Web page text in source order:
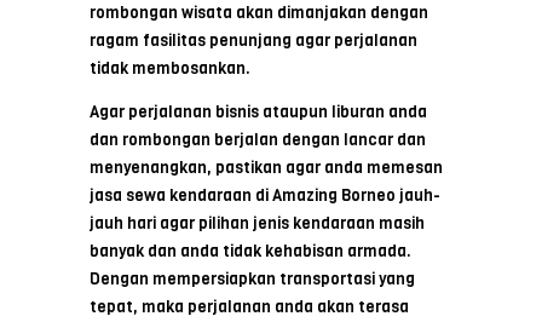
rombongan wisata akan dimanjakan dengan
ragam fasilitas penunjang agar perjalanan
tidak membosankan.
Agar perjalanan bisnis ataupun liburan anda
dan rombongan berjalan dengan lancar dan
menyenangkan, pastikan agar anda memesan
jasa sewa kendaraan di Amazing Borneo jauh-
jauh hari agar pilihan jenis kendaraan masih
banyak dan anda tidak kehabisan armada.
Dengan mempersiapkan transportasi yang
tepat, maka perjalanan anda akan terasa